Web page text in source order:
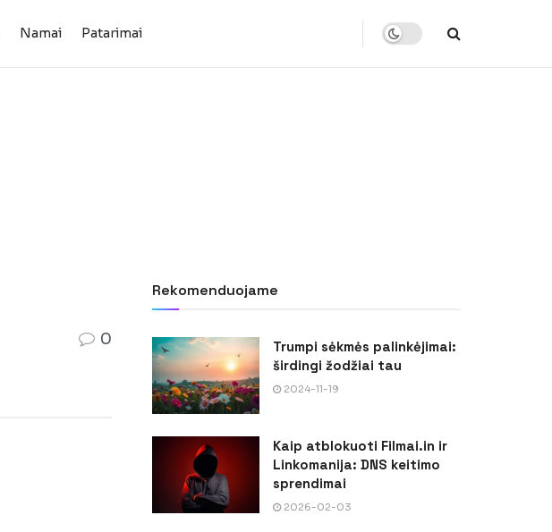
Namai Patarimai
0
Rekomenduojame
Trumpi sėkmės palinkėjimai:
širdingi žodžiai tau
2024-11-19
Kaip atblokuoti Filmai.in ir
Linkomanija: DNS keitimo
sprendimai
2026-02-03